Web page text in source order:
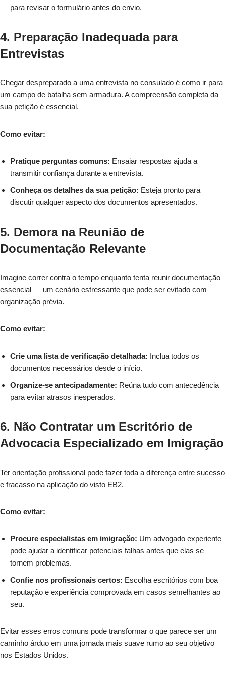
para revisar o formulário antes do envio.
4. Preparação Inadequada para
Entrevistas
Chegar despreparado a uma entrevista no consulado é como ir para
um campo de batalha sem armadura. A compreensão completa da
sua petição é essencial.
Como evitar:
Pratique perguntas comuns: Ensaiar respostas ajuda a
transmitir confiança durante a entrevista.
Conheça os detalhes da sua petição: Esteja pronto para
discutir qualquer aspecto dos documentos apresentados.
5. Demora na Reunião de
Documentação Relevante
Imagine correr contra o tempo enquanto tenta reunir documentação
essencial — um cenário estressante que pode ser evitado com
organização prévia.
Como evitar:
Crie uma lista de verificação detalhada: Inclua todos os
documentos necessários desde o início.
Organize-se antecipadamente: Reúna tudo com antecedência
para evitar atrasos inesperados.
6. Não Contratar um Escritório de
Advocacia Especializado em Imigração
Ter orientação profissional pode fazer toda a diferença entre sucesso
e fracasso na aplicação do visto EB2.
Como evitar:
Procure especialistas em imigração: Um advogado experiente
pode ajudar a identificar potenciais falhas antes que elas se
tornem problemas.
Confie nos profissionais certos: Escolha escritórios com boa
reputação e experiência comprovada em casos semelhantes ao
seu.
Evitar esses erros comuns pode transformar o que parece ser um
caminho árduo em uma jornada mais suave rumo ao seu objetivo
nos Estados Unidos.